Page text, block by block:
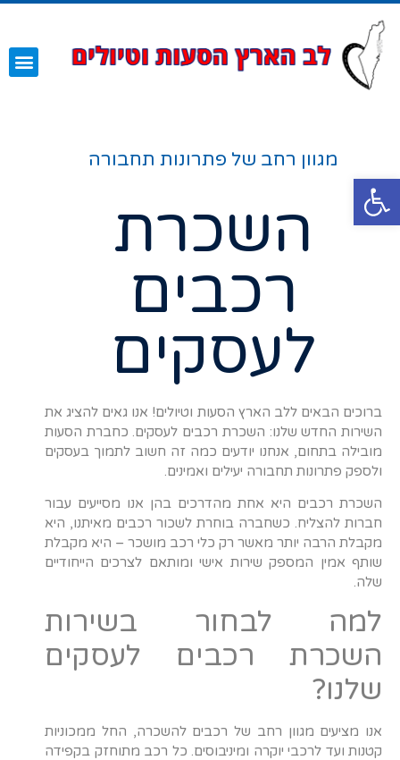
מגוון רחב של פתרונות תחבורה
השכרת
רכבים
לעסקים
ברוכים הבאים ללב הארץ הסעות וטיולים! אנו גאים להציג את
השירות החדש שלנו: השכרת רכבים לעסקים. כחברת הסעות
מובילה בתחום, אנחנו יודעים כמה זה חשוב לתמוך בעסקים
ולספק פתרונות תחבורה יעילים ואמינים.
השכרת רכבים היא אחת מהדרכים בהן אנו מסייעים עבור
חברות להצליח. כשחברה בוחרת לשכור רכבים מאיתנו, היא
מקבלת הרבה יותר מאשר רק כלי רכב מושכר – היא מקבלת
שותף אמין המספק שירות אישי ומותאם לצרכים הייחודיים
שלה.
למה לבחור בשירות
השכרת רכבים לעסקים
שלנו?
אנו מציעים מגוון רחב של רכבים להשכרה, החל ממכוניות
קטנות ועד לרכבי יוקרה ומיניבוסים. כל רכב מתוחזק בקפידה
פתח סרגל נגישות